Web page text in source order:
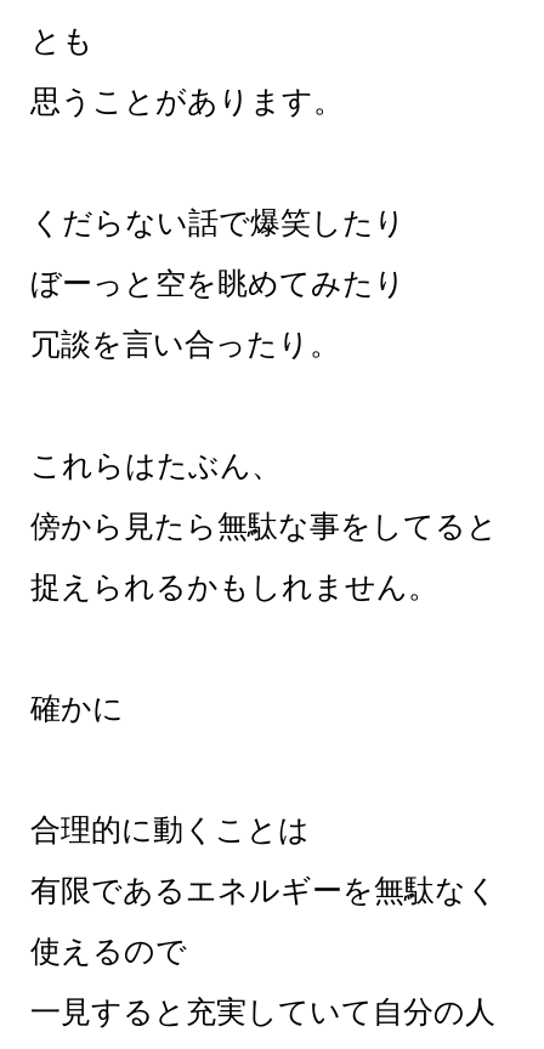
とも
思うことがあります。
くだらない話で爆笑したり
ぼーっと空を眺めてみたり
冗談を言い合ったり。
これらはたぶん、
傍から見たら無駄な事をしてると
捉えられるかもしれません。
確かに
合理的に動くことは
有限であるエネルギーを無駄なく
使えるので
一見すると充実していて自分の人